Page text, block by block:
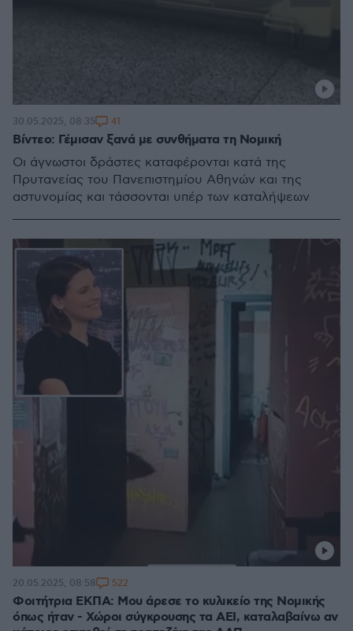
Βίντεο: Γέμισαν ξανά με συνθήματα τη Νομική
Οι άγνωστοι δράστες καταφέρονται κατά της
Πρυτανείας του Πανεπιστημίου Αθηνών και της
αστυνομίας και τάσσονται υπέρ των καταλήψεων
30.05.2025, 08:35 41
Φοιτήτρια ΕΚΠΑ: Μου άρεσε το κυλικείο της Νομικής
όπως ήταν - Χώροι σύγκρουσης τα ΑΕΙ, καταλαβαίνω αν
20.05.2025, 08:58 522